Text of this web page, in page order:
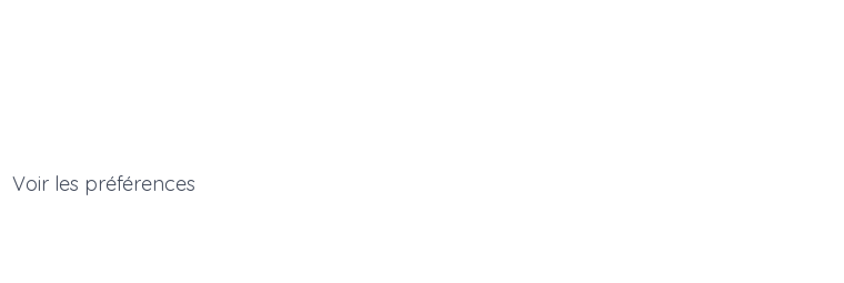
Voir les préférences